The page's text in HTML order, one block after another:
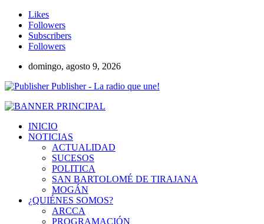
Likes
Followers
Subscribers
Followers
domingo, agosto 9, 2026
Publisher - La radio que une!
INICIO
NOTICIAS
ACTUALIDAD
SUCESOS
POLITICA
SAN BARTOLOMÉ DE TIRAJANA
MOGÁN
¿QUIÉNES SOMOS?
ARCCA
PROGRAMACIÓN